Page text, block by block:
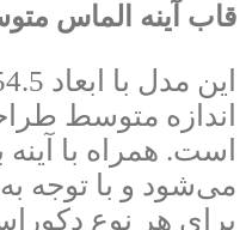
قاب آینه الماس
اندازه متوسط
است. همراه با
می‌شود و با توجه
برای هر نوع